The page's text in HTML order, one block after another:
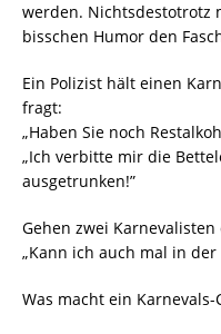
werden. Nichtsdestotrotz
bisschen Humor den
Ein Polizist hält einen
fragt:
„Haben Sie noch
„Ich verbitte mir die
ausgetrunken!”
Gehen zwei
„Kann ich auch mal in der
Was macht ein Karnevals-